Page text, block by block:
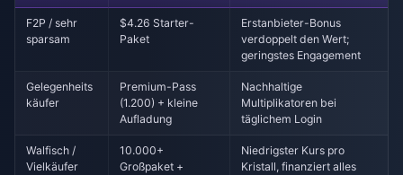
F2P / sehr
sparsam
$4.26 Starter-
Paket
Erstanbieter-Bonus
verdoppelt den Wert;
geringstes Engagement
Gelegenheits
käufer
Premium-Pass
(1.200) + kleine
Aufladung
Nachhaltige
Multiplikatoren bei
täglichem Login
Walfisch /
Vielkäufer
10.000+
Großpaket +
Niedrigster Kurs pro
Kristall, finanziert alles